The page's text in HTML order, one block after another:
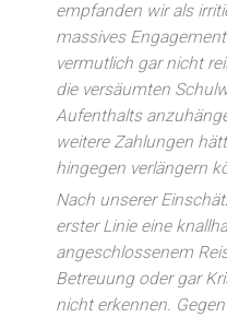
empfanden wir als
massives
vermutlich gar nicht
die versäumten
Aufenthalts
weitere Zahlungen
hingegen verlängern
Nach unserer
erster Linie eine
angeschlossenem
Betreuung oder gar
nicht erkennen.